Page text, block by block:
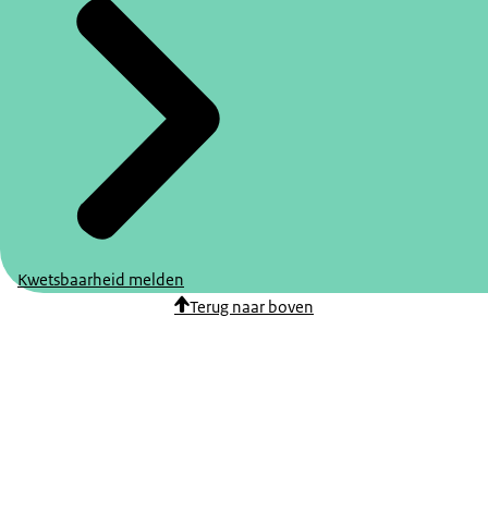
Kwetsbaarheid melden
Terug naar boven